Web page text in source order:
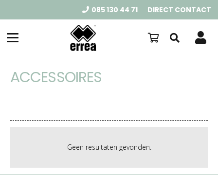
085 130 44 71 DIRECT CONTACT
ACCESSOIRES
Geen resultaten gevonden.